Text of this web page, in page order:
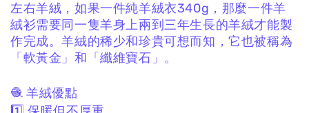
左右羊絨，如果一件純羊絨衣340g，那麼一件羊
絨衫需要同一隻羊身上兩到三年生長的羊絨才能製
作完成。羊絨的稀少和珍貴可想而知，它也被稱為
「軟黃金」和「纖維寶石」。
🧶 羊絨優點